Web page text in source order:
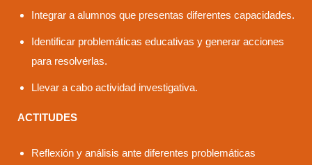
Integrar a alumnos que presentas diferentes capacidades.
Identificar problemáticas educativas y generar acciones
para resolverlas.
Llevar a cabo actividad investigativa.
ACTITUDES
Reflexión y análisis ante diferentes problemáticas